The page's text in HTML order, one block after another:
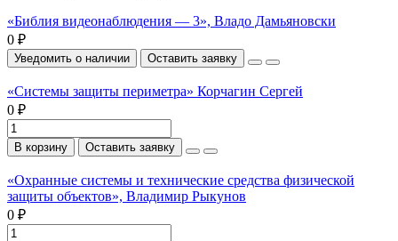
«Библия видеонаблюдения — 3», Владо Дамьяновски
0 ₽
Уведомить о наличии Оставить заявку
«Системы защиты периметра» Корчагин Сергей
0 ₽
В корзину Оставить заявку
«Охранные системы и технические средства физической
защиты объектов», Владимир Рыкунов
0 ₽